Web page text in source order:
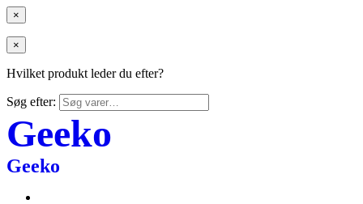
×
×
Hvilket produkt leder du efter?
Søg efter:
Geeko
Geeko